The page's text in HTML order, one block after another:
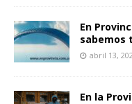
En
sabemos
abril 13,
En la